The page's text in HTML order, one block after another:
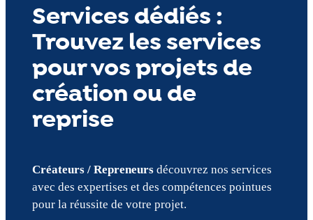
Services dédiés :
Trouvez les services
pour vos projets de
création ou de
reprise
Créateurs / Repreneursdécouvrez nos services
avec des expertises et des compétences pointues
pour la réussite de votre projet.